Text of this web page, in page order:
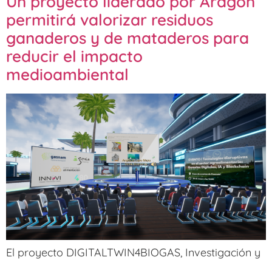
permitirá valorizar residuos
ganaderos y de mataderos para
reducir el impacto
medioambiental
El proyecto DIGITALTWIN4BIOGAS, Investigación y